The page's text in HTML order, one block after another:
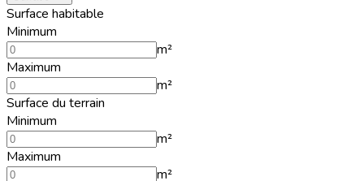
Surface habitable
Minimum
m²
Maximum
m²
Surface du terrain
Minimum
m²
Maximum
m²